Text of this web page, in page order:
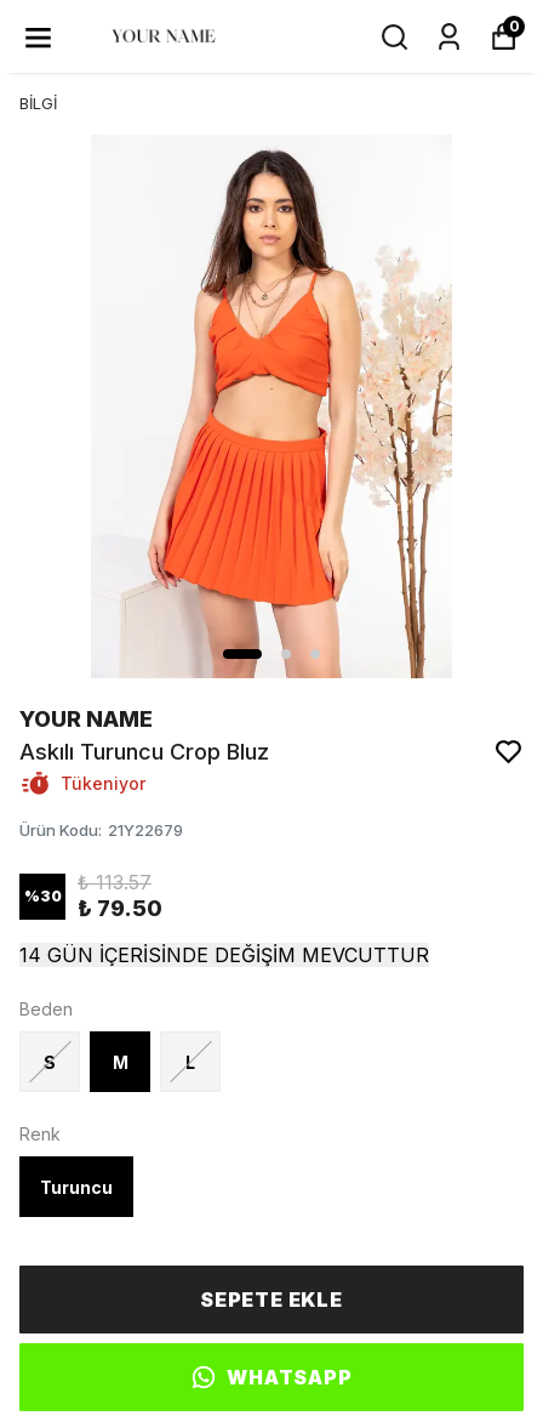
0
BİLGİ
YOUR NAME
Askılı Turuncu Crop Bluz
Tükeniyor
Ürün Kodu: 21Y22679
%30
₺ 113.57
₺ 79.50
14 GÜN İÇERİSİNDE DEĞİŞİM MEVCUTTUR
Beden
S M L
Renk
Turuncu
SEPETE EKLE
WHATSAPP